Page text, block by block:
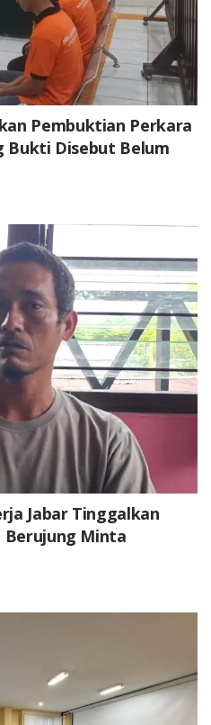
Pembuktian Perkara
Bukti Disebut Belum
Jabar Tinggalkan
Berujung Minta